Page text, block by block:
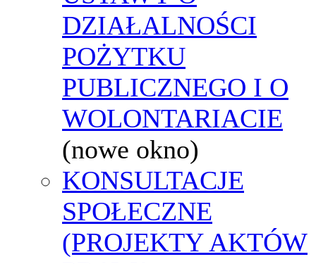
DZIAŁALNOŚCI
POŻYTKU
PUBLICZNEGO I O
WOLONTARIACIE
(nowe okno)
KONSULTACJE
SPOŁECZNE
(PROJEKTY AKTÓW